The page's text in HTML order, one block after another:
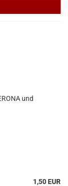
und
1,50 EUR